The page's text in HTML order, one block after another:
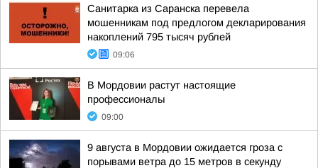
Санитарка из Саранска перевела
мошенникам под предлогом декларирования
накоплений 795 тысяч рублей
09:06
В Мордовии растут настоящие
профессионалы
09:00
9 августа в Мордовии ожидается гроза с
порывами ветра до 15 метров в секунду